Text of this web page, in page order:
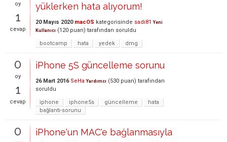
oy
1
cevap
yüklerken hata alıyorum!
20 Mayıs 2020 macOS kategorisinde sadi81 Yeni
Kullanıcı (120 puan) tarafından soruldu
bootcamp
hata yedek dmg
0
oy
1
cevap
iPhone 5S güncelleme sorunu
26 Mart 2016 SeHa Yardımcı (530 puan) tarafından
soruldu
iphone
iphone5s güncelleme
hata
bağlantı-sorunu
0
iPhone'un MAC'e bağlanmasıyla